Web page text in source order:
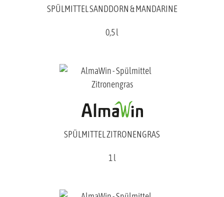
SPÜLMITTEL SANDDORN & MANDARINE
0,5 l
SPÜLMITTEL ZITRONENGRAS
1 l